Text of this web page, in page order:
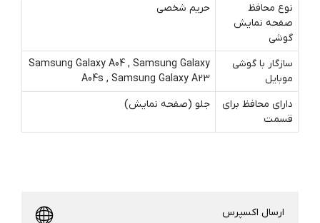
نوع محافظ
صفحه نمایش
گوشی
حریم شخصی
سازگار با گوشی
موبایل
Samsung Galaxy A04 , Samsung Galaxy
A04s , Samsung Galaxy A23
دارای محافظ برای
قسمت
جلو (صفحه نمایش)
ارسال اکسپرس